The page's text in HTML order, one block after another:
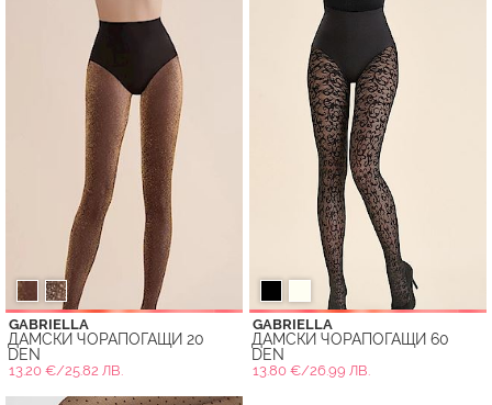
GABRIELLA
ДАМСКИ ЧОРАПОГАЩИ 20
DEN
13.20 €/25.82 ЛВ.
GABRIELLA
ДАМСКИ ЧОРАПОГАЩИ 60
DEN
13.80 €/26.99 ЛВ.